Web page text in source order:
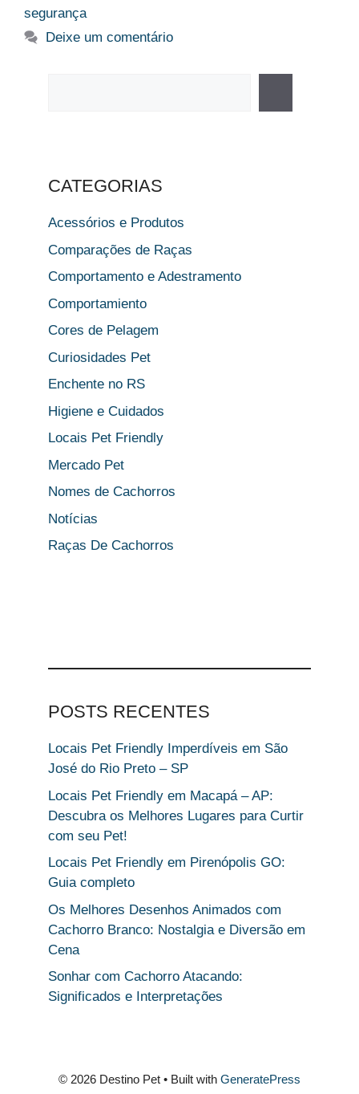
segurança
Deixe um comentário
CATEGORIAS
Acessórios e Produtos
Comparações de Raças
Comportamento e Adestramento
Comportamiento
Cores de Pelagem
Curiosidades Pet
Enchente no RS
Higiene e Cuidados
Locais Pet Friendly
Mercado Pet
Nomes de Cachorros
Notícias
Raças De Cachorros
POSTS RECENTES
Locais Pet Friendly Imperdíveis em São
José do Rio Preto – SP
Locais Pet Friendly em Macapá – AP:
Descubra os Melhores Lugares para Curtir
com seu Pet!
Locais Pet Friendly em Pirenópolis GO:
Guia completo
Os Melhores Desenhos Animados com
Cachorro Branco: Nostalgia e Diversão em
Cena
Sonhar com Cachorro Atacando:
Significados e Interpretações
© 2026 Destino Pet • Built with GeneratePress